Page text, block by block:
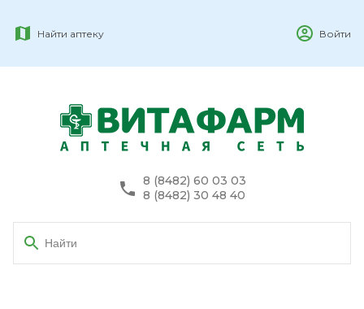
Найти аптеку Войти
8 (8482) 60 03 03
8 (8482) 30 48 40